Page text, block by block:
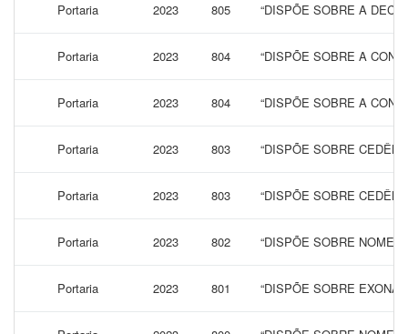
Portaria 2023 805 “DISPÕE SOBRE A
Portaria 2023 804 “DISPÕE SOBRE A
Portaria 2023 804 “DISPÕE SOBRE A
Portaria 2023 803 “DISPÕE SOBRE
Portaria 2023 803 “DISPÕE SOBRE
Portaria 2023 802 “DISPÕE SOBRE
Portaria 2023 801 “DISPÕE SOBRE